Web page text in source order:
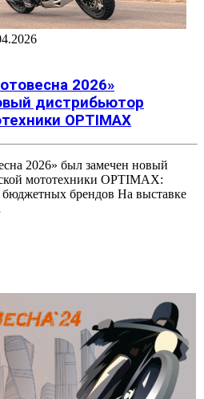
2026»
дистрибьютор
OPTIMAX
2026» был замечен новый
мототехники OPTIMAX:
бюджетных брендов На выставке